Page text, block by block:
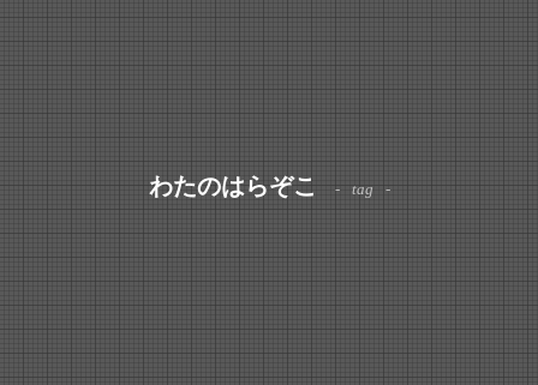
わたのはらぞこ tag